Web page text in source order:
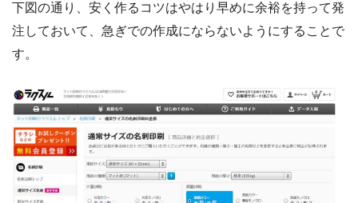
下図の通り、安く作るコツはやはり早めに余裕を持って発
注しておいて、急ぎでの作成にならないようにすることで
す。